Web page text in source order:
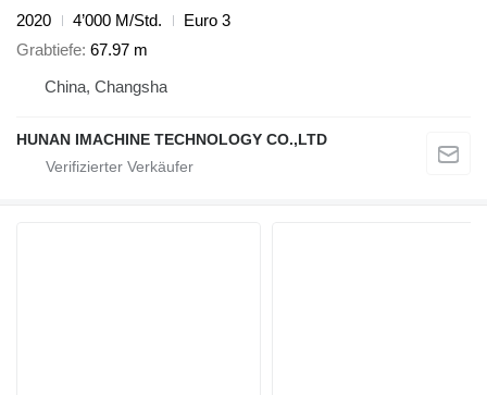
2020
4’000 M/Std.
Euro 3
Grabtiefe 67.97 m
China, Changsha
HUNAN IMACHINE TECHNOLOGY CO.,LTD